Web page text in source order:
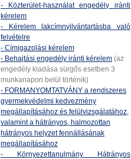
- Közterület-használat engedély iránti
kérelem
- Kérelem lakcímnyilvántartásba való
felvételre
- Címigazolási kérelem
- Behajtási engedély iránti kérelem (az
engedély kiadása sürgős esetben 3
munkanapon belül történik)
- FORMANYOMTATVÁNY a rendszeres
gyermekvédelmi kedvezmény
megállapításához és felülvizsgálatához,
valamint a hátrányos, halmozottan
hátrányos helyzet fennállásának
megállapításához
- Környezettanulmány Hátrányos